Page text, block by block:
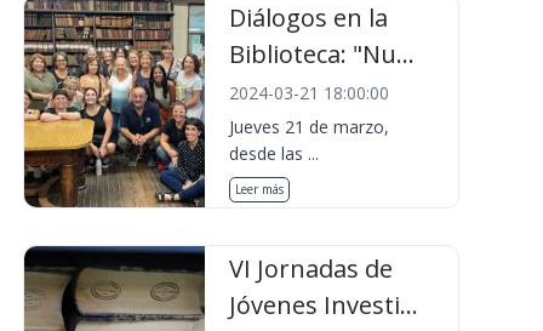
Diálogos en la
Biblioteca: "Nu...
2024-03-21 18:00:00
Jueves 21 de marzo,
desde las ...
Leer más
VI Jornadas de
Jóvenes Investi...